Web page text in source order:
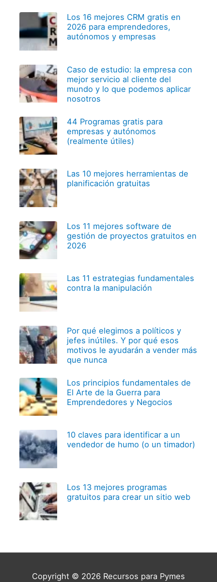
Los 16 mejores CRM gratis en
2026 para emprendedores,
autónomos y empresas
Caso de estudio: la empresa con
mejor servicio al cliente del
mundo y lo que podemos aplicar
nosotros
44 Programas gratis para
empresas y autónomos
(realmente útiles)
Las 10 mejores herramientas de
planificación gratuitas
Los 11 mejores software de
gestión de proyectos gratuitos en
2026
Las 11 estrategias fundamentales
contra la manipulación
Por qué elegimos a políticos y
jefes inútiles. Y por qué esos
motivos le ayudarán a vender más
que nunca
Los principios fundamentales de
El Arte de la Guerra para
Emprendedores y Negocios
10 claves para identificar a un
vendedor de humo (o un timador)
Los 13 mejores programas
gratuitos para crear un sitio web
Copyright © 2026 Recursos para Pymes